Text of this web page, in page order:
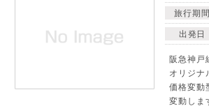
旅行期間
出発日
阪急神戸
オリジナ
価格変動
変動しま